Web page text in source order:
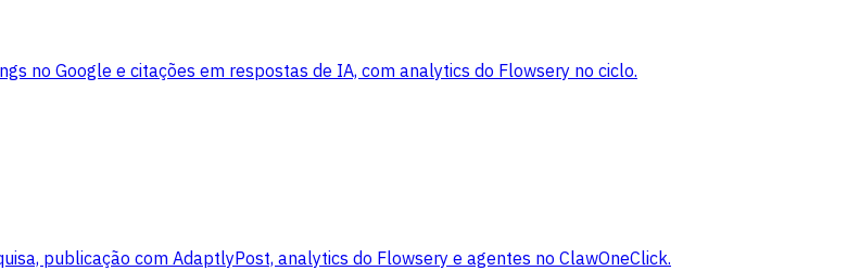
no Google e citações em respostas de IA, com analytics do Flowsery no ciclo.
publicação com AdaptlyPost, analytics do Flowsery e agentes no ClawOneClick.